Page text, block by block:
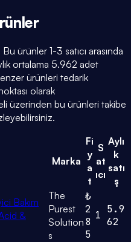
ürünler 1-3 satıcı arasında
ortalama 5.962 adet
ürünleri tedarik
olarak
üzerinden bu ürünleri takibe
Marka
Fi
y
a
t
S
at
ıcı
Aylı
k
satı
ş
Bakım
&
The
Purest
Solution
s
₺
2
8
5
1 5.9
62